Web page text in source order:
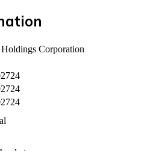
Corporation